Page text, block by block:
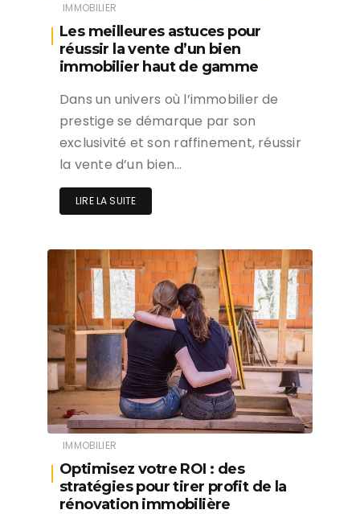
IMMOBILIER
Les meilleures astuces pour
réussir la vente d’un bien
immobilier haut de gamme
Dans un univers où l’immobilier de
prestige se démarque par son
exclusivité et son raffinement, réussir
la vente d’un bien…
LIRE LA SUITE
IMMOBILIER
Optimisez votre ROI : des
stratégies pour tirer profit de la
rénovation immobilière